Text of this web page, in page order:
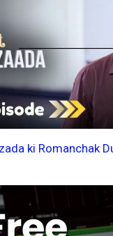
ki Romanchak